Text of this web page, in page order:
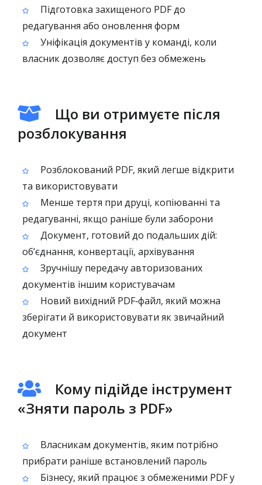
Підготовка захищеного PDF до
редагування або оновлення форм
Уніфікація документів у команді, коли
власник дозволяє доступ без обмежень
Що ви отримуєте після
розблокування
Розблокований PDF, який легше відкрити
та використовувати
Менше тертя при друці, копіюванні та
редагуванні, якщо раніше були заборони
Документ, готовий до подальших дій:
об’єднання, конвертації, архівування
Зручнішу передачу авторизованих
документів іншим користувачам
Новий вихідний PDF‑файл, який можна
зберігати й використовувати як звичайний
документ
Кому підійде інструмент
«Зняти пароль з PDF»
Власникам документів, яким потрібно
прибрати раніше встановлений пароль
Бізнесу, який працює з обмеженими PDF у